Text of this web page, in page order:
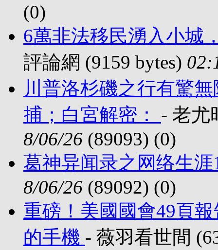
(0)
6萬非法移民湧入小城
評論網 (9159 bytes)
川普洛杉磯之行有驚
捕；白宮解密： - 老尤
8/06/26 (89093) (0)
葛神异闻录之网络生
8/06/26 (89092) (0)
重磅！美國國會49頁
的手機 - 薇羽看世間